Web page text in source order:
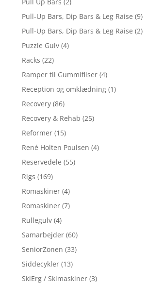
Pull-Up Bars, Dip Bars & Leg Raise (9)
Pull-Up Bars, Dip Bars & Leg Raise (2)
Puzzle Gulv (4)
Racks (22)
Ramper til Gummifliser (4)
Reception og omklædning (1)
Recovery (86)
Recovery & Rehab (25)
Reformer (15)
René Holten Poulsen (4)
Reservedele (55)
Rigs (169)
Romaskiner (4)
Romaskiner (7)
Rullegulv (4)
Samarbejder (60)
SeniorZonen (33)
Siddecykler (13)
SkiErg / Skimaskiner (3)